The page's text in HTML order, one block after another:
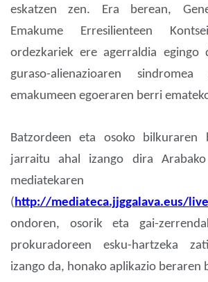
eskatzen zen. Era berean,
Emakume Erresilienteen
ordezkariek ere agerraldia egingo
guraso-alienazioaren
emakumeen egoeraren berri
Batzordeen eta osoko bilkuraren
jarraitu ahal izango dira Arabako
(http://mediateca.jjggalava.eus/live
ondoren, osorik eta gai-
prokuradoreen esku-hartzeka
izango da, honako aplikazio beraren